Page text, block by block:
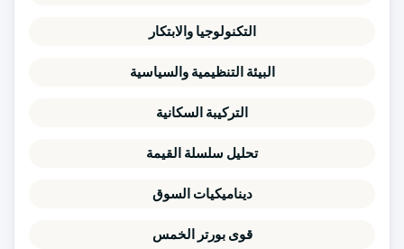
التكنولوجيا والابتكار
البيئة التنظيمية والسياسية
التركيبة السكانية
تحليل سلسلة القيمة
ديناميكيات السوق
قوى بورتر الخمس